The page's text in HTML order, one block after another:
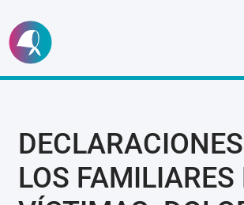
Ir
al
LOS FAMILIARES